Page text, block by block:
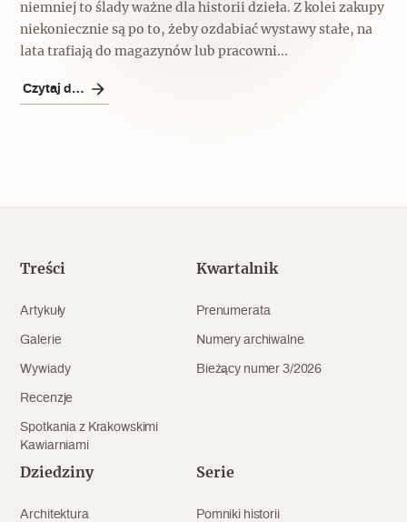
Archeologia
Zabierz mapę na wakacje!
niemniej to ślady ważne dla historii dzieła. Z kolei zakupy
niekoniecznie są po to, żeby ozdabiać wystawy stałe, na
lata trafiają do magazynów lub pracowni...
Czytaj dalej
Treści
Artykuły
Galerie
Wywiady
Recenzje
Spotkania z Krakowskimi
Kawiarniami
Kwartalnik
Prenumerata
Numery archiwalne
Bieżący numer 3/2026
Dziedziny
Architektura
Serie
Pomniki historii